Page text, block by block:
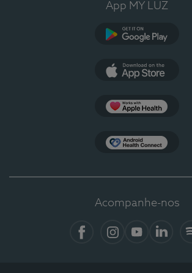
App MY LUZ
Acompanhe-nos